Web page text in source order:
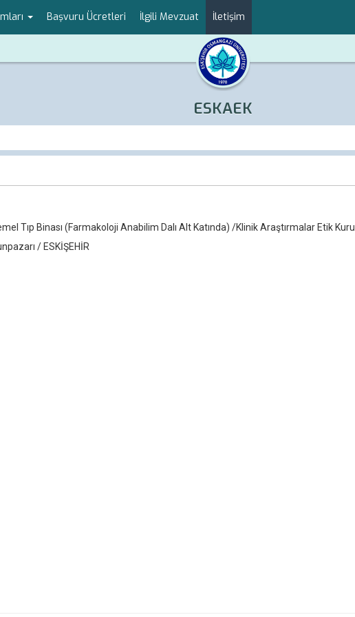
Başvuru Ücretleri İlgili Mevzuat İletişim
ESKAEK
Tıp Binası (Farmakoloji Anabilim Dalı Alt Katında) /Klinik Araştırmalar Etik Kurul
/ ESKİŞEHİR